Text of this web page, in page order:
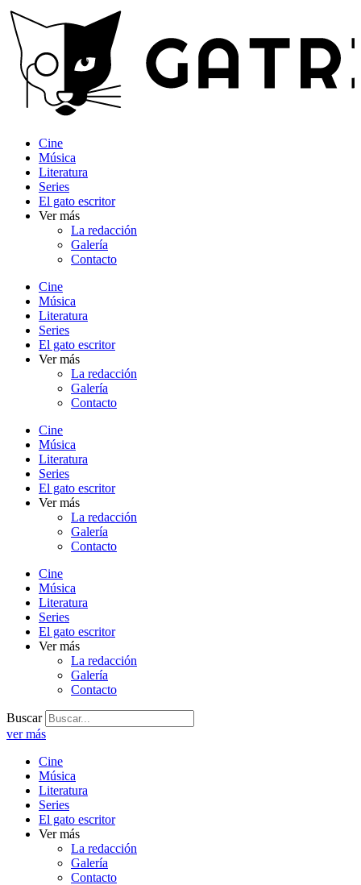
Ir
al
contenido
Cine
Música
Literatura
Series
El gato escritor
Ver más
La redacción
Galería
Contacto
Cine
Música
Literatura
Series
El gato escritor
Ver más
La redacción
Galería
Contacto
Cine
Música
Literatura
Series
El gato escritor
Ver más
La redacción
Galería
Contacto
Cine
Música
Literatura
Series
El gato escritor
Ver más
La redacción
Galería
Contacto
Buscar
ver más
Cine
Música
Literatura
Series
El gato escritor
Ver más
La redacción
Galería
Contacto